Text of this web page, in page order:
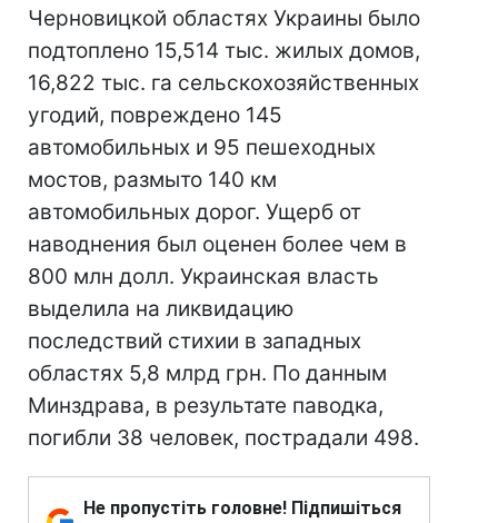
Черновицкой областях Украины было
подтоплено 15,514 тыс. жилых домов,
16,822 тыс. га сельскохозяйственных
угодий, повреждено 145
автомобильных и 95 пешеходных
мостов, размыто 140 км
автомобильных дорог. Ущерб от
наводнения был оценен более чем в
800 млн долл. Украинская власть
выделила на ликвидацию
последствий стихии в западных
областях 5,8 млрд грн. По данным
Минздрава, в результате паводка,
погибли 38 человек, пострадали 498.
Не пропустіть головне! Підпишіться